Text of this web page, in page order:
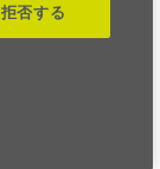
否する